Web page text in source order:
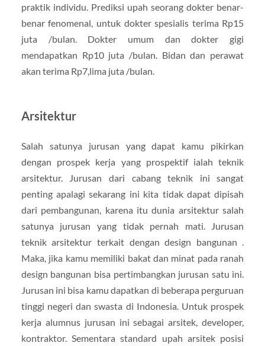
praktik individu. Prediksi upah seorang dokter benar-
benar fenomenal, untuk dokter spesialis terima Rp15
juta /bulan. Dokter umum dan dokter gigi
mendapatkan Rp10 juta /bulan. Bidan dan perawat
akan terima Rp7,lima juta /bulan.
Arsitektur
Salah satunya jurusan yang dapat kamu pikirkan
dengan prospek kerja yang prospektif ialah teknik
arsitektur. Jurusan dari cabang teknik ini sangat
penting apalagi sekarang ini kita tidak dapat dipisah
dari pembangunan, karena itu dunia arsitektur salah
satunya jurusan yang tidak pernah mati. Jurusan
teknik arsitektur terkait dengan design bangunan .
Maka, jika kamu memiliki bakat dan minat pada ranah
design bangunan bisa pertimbangkan jurusan satu ini.
Jurusan ini bisa kamu dapatkan di beberapa perguruan
tinggi negeri dan swasta di Indonesia. Untuk prospek
kerja alumnus jurusan ini sebagai arsitek, developer,
kontraktor. Sementara standard upah arsitek posisi